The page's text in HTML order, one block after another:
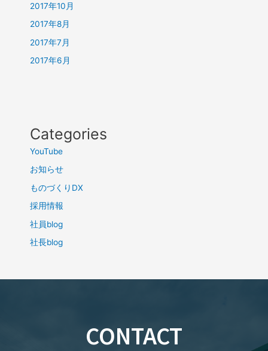
2017年10月
2017年8月
2017年7月
2017年6月
Categories
YouTube
お知らせ
ものづくりDX
採用情報
社員blog
社長blog
CONTACT